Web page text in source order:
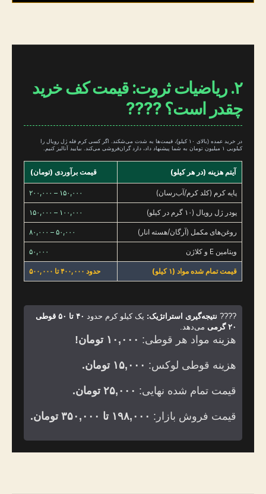
۲. ریاضیات ثروت: قیمت کف خرید
چقدر است؟ ????
در خرید عمده (بالای ۱۰ کیلو)، قیمت‌ها به شدت می‌شکند. اگر کسی کرم فله ژل رویال را
کیلویی ۱ میلیون تومان به شما پیشنهاد داد، دارد گران‌فروشی می‌کند. بیایید آنالیز کنیم.
آیتم هزینه (در هر کیلو) قیمت برآوردی (تومان)
پایه کرم (کلد کرم/آب‌رسان) ۱۵۰,۰۰۰ – ۲۰۰,۰۰۰
پودر ژل رویال (۱۰ گرم در کیلو) ۱۰۰,۰۰۰ – ۱۵۰,۰۰۰
روغن‌های مکمل (آرگان/هسته انار) ۵۰,۰۰۰ – ۸۰,۰۰۰
ویتامین E و کلاژن ۵۰,۰۰۰
قیمت تمام شده مواد (۱ کیلو) حدود ۴۰۰,۰۰۰ تا ۵۰۰,۰۰۰
???? نتیجه‌گیری استراتژیک: یک کیلو کرم حدود
۴۰ تا ۵۰ قوطی
۲۰ گرمی
می‌دهد.
هزینه مواد هر قوطی: ۱۰,۰۰۰ تومان!
هزینه قوطی لوکس: ۱۵,۰۰۰ تومان.
قیمت تمام شده نهایی: ۲۵,۰۰۰ تومان.
قیمت فروش بازار: ۱۹۸,۰۰۰ تا ۳۵۰,۰۰۰ تومان.